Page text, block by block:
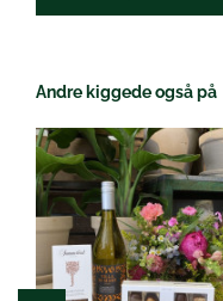
Andre kiggede også på
Dette
vare
har
flere
varianter.
Mulighederne
kan